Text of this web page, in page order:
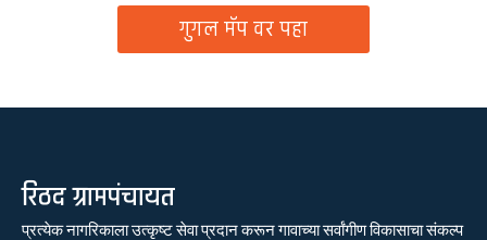
गुगल मॅप वर पहा
रिठद ग्रामपंचायत
प्रत्येक नागरिकाला उत्कृष्ट सेवा प्रदान करून गावाच्या सर्वांगीण विकासाचा संकल्प